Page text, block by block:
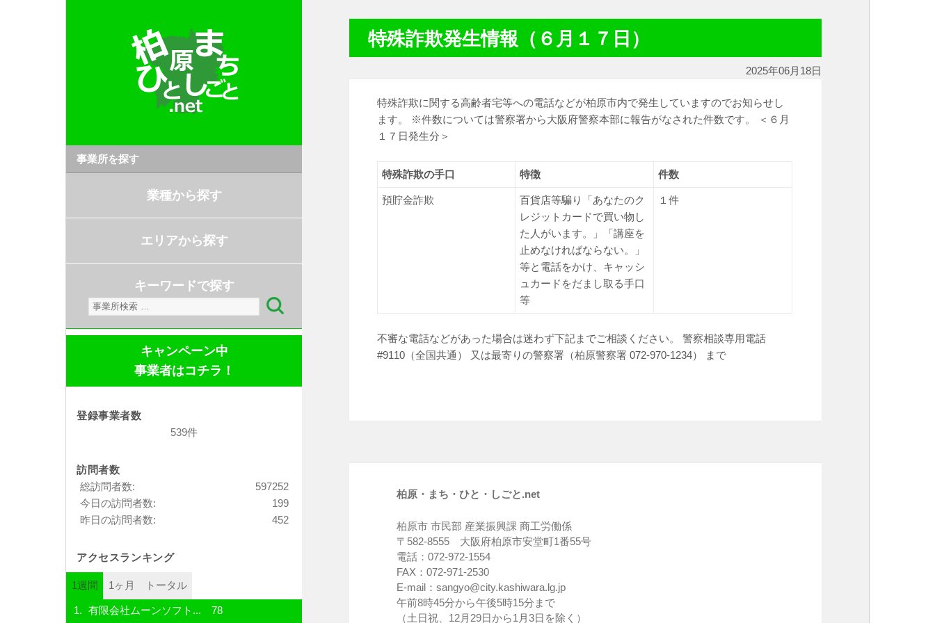
事業所を探す
業種から探す
エリアから探す
キーワードで探す
検
索:
キャンペーン中
事業者はコチラ！
登録事業者数
539件
訪問者数
597252
総訪問者数:
199
今日の訪問者数:
452
昨日の訪問者数:
アクセスランキング
1週間 1ヶ月 トータル
有限会社ムーンソフト... 78
特殊詐欺発生情報（６月１７日）
2025年06月18日
特殊詐欺に関する高齢者宅等への電話などが柏原市内で発生していますのでお知らせし
ます。 ※件数については警察署から大阪府警察本部に報告がなされた件数です。 ＜６月
１７日発生分＞
特殊詐欺の手口 特徴 件数
預貯金詐欺
百貨店等騙り「あなたのク
レジットカードで買い物し
た人がいます。」「講座を
止めなければならない。」
等と電話をかけ、キャッシ
ュカードをだまし取る手口
等
１件
不審な電話などがあった場合は迷わず下記までご相談ください。 警察相談専用電話
#9110（全国共通） 又は最寄りの警察署（柏原警察署 072-970-1234） まで
柏原・まち・ひと・しごと.net
柏原市 市民部 産業振興課 商工労働係
〒582-8555 大阪府柏原市安堂町1番55号
電話：072-972-1554
FAX：072-971-2530
E-mail：sangyo@city.kashiwara.lg.jp
午前8時45分から午後5時15分まで
（土日祝、12月29日から1月3日を除く）